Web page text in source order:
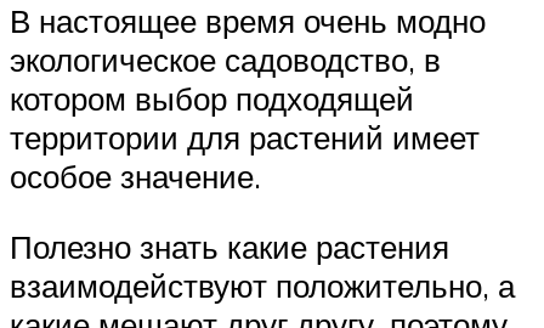
В настоящее время очень модно
экологическое садоводство, в
котором выбор подходящей
территории для растений имеет
особое значение.
Полезно знать какие растения
взаимодействуют положительно, а